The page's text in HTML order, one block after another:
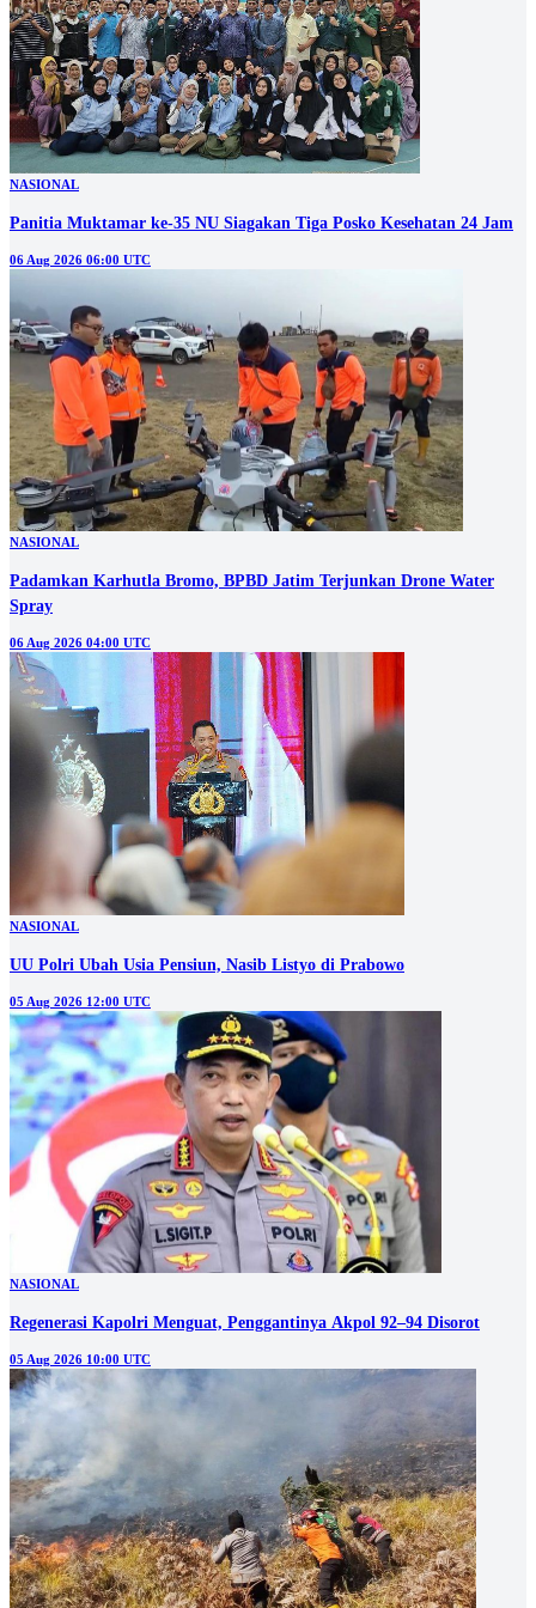
NASIONAL
Panitia Muktamar ke-35 NU Siagakan Tiga Posko Kesehatan 24 Jam
06 Aug 2026 06:00 UTC
NASIONAL
Padamkan Karhutla Bromo, BPBD Jatim Terjunkan Drone Water
Spray
06 Aug 2026 04:00 UTC
NASIONAL
UU Polri Ubah Usia Pensiun, Nasib Listyo di Prabowo
05 Aug 2026 12:00 UTC
NASIONAL
Regenerasi Kapolri Menguat, Penggantinya Akpol 92–94 Disorot
05 Aug 2026 10:00 UTC